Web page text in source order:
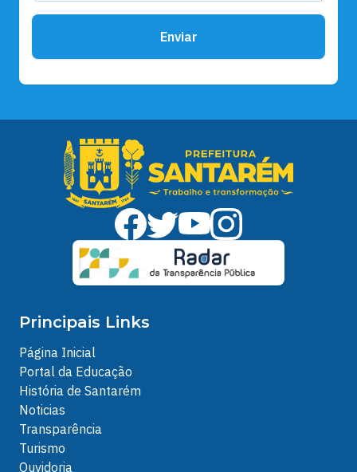
Enviar
Principais Links
Página Inicial
Portal da Educação
História de Santarém
Noticias
Transparência
Turismo
Ouvidoria